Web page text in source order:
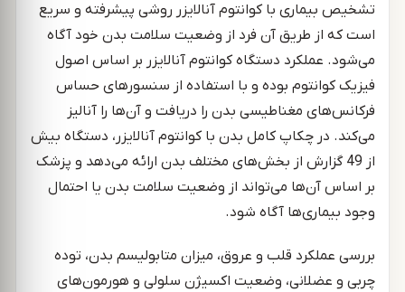
تشخیص بیماری با کوانتوم آنالایزر روشی پیشرفته و سریع
است که از طریق آن فرد از وضعیت سلامت بدن خود آگاه
می‌شود. عملکرد دستگاه کوانتوم آنالایزر بر اساس اصول
فیزیک کوانتوم بوده و با استفاده از سنسورهای حساس
فرکانس‌های مغناطیسی بدن را دریافت و آن‌ها را آنالیز
می‌کند. در چکاپ کامل بدن با کوانتوم آنالایزر، دستگاه بیش
از 49 گزارش از بخش‌های مختلف بدن ارائه می‌دهد و پزشک
بر اساس آن‌ها می‌تواند از وضعیت سلامت بدن یا احتمال
وجود بیماری‌ها آگاه شود.
بررسی عملکرد قلب و عروق، میزان متابولیسم بدن، توده
چربی و عضلانی، وضعیت اکسیژن سلولی و هورمون‌های